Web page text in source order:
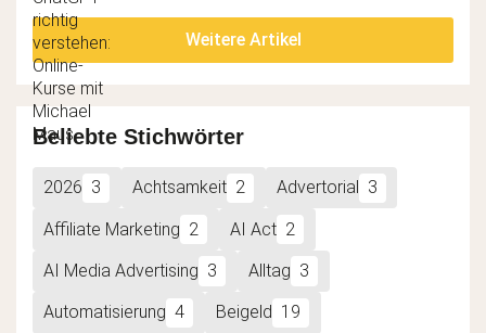
Weitere Artikel
Beliebte Stichwörter
2026 3 Achtsamkeit 2 Advertorial 3
Affiliate Marketing 2 AI Act 2
AI Media Advertising 3 Alltag 3
Automatisierung 4 Beigeld 19